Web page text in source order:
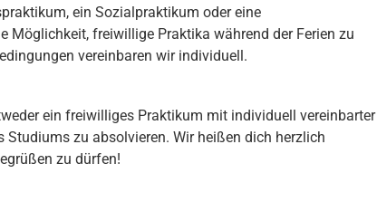
ein Sozialpraktikum oder eine
Möglichkeit, freiwillige Praktika während der Ferien zu
vereinbaren wir individuell.
ein freiwilliges Praktikum mit individuell vereinbarter
zu absolvieren. Wir heißen dich herzlich
zu dürfen!